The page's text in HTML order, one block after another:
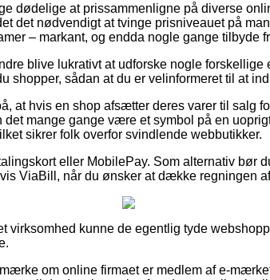
dødelige at prissammenligne på diverse
det nødvendigt at tvinge prisniveauet på
– markant, og endda nogle gange tilbyde
blive lukrativt at udforske nogle forskellige
shopper, sådan at du er velinformeret til at
at hvis en shop afsætter deres varer til salg
det mange gange være et symbol på en
sikrer folk overfor svindlende webbutikker.
eller MobilePay. Som alternativ bør
ViaBill, når du ønsker at dække regningen
virksomhed kunne de egentlig tyde
om online firmaet er medlem af e-